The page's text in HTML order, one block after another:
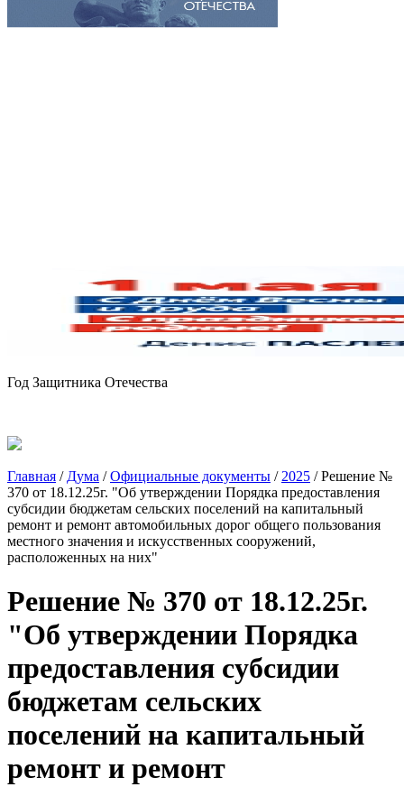
Год Защитника Отечества
Главная / Дума /Официальные документы / 2025 /Решение №
370 от 18.12.25г. "Об утверждении Порядка предоставления
субсидии бюджетам сельских поселений на капитальный
ремонт и ремонт автомобильных дорог общего пользования
местного значения и искусственных сооружений,
расположенных на них"
Решение № 370 от 18.12.25г.
"Об утверждении Порядка
предоставления субсидии
бюджетам сельских
поселений на капитальный
ремонт и ремонт